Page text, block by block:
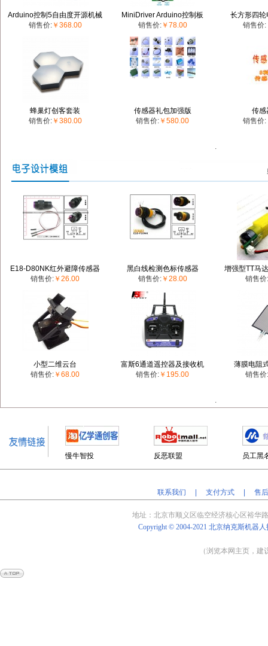
Arduino控制5自由度开源机械
手
销售价: ￥368.00
MiniDriver Arduino控制板
销售价: ￥78.00
长方形四
销售价:
蜂巢灯创客套装
销售价: ￥380.00
传感器礼包加强版
销售价: ￥580.00
传感
销售价:
.
E18-D80NK红外避障传感器
销售价: ￥26.00
黑白线检测色标传感器
销售价: ￥28.00
增强型TT马
销售价:
小型二维云台
销售价: ￥68.00
富斯6通道遥控器及接收机
销售价: ￥195.00
薄膜电阻
销售价:
.
慢牛智投 反恶联盟 员工黑
联系我们 |支付方式 |售
地址：北京市顺义区临空经济核心区裕华
Copyright © 2004-2021北京纳克斯机器
（浏览本网主页，